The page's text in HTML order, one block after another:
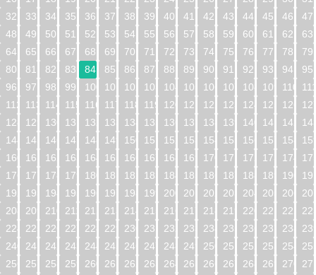
32
33 34 35 36 37 38 39 40 41 42 43 44 45 46
47
48
49 50 51 52 53 54 55 56 57 58 59 60 61 62
63
64
65 66 67 68 69 70 71 72 73 74 75 76 77 78
79
80
81 82 83 84 85 86 87 88 89 90 91 92 93 94
95
96
97 98 99 100 101 102 103 104 105 106 107 108 109 110
112
113 114 115 116 117 118 119 120 121 122 123 124 125 126
128
129 130 131 132 133 134 135 136 137 138 139 140 141 142
144
145 146 147 148 149 150 151 152 153 154 155 156 157 158
160
161 162 163 164 165 166 167 168 169 170 171 172 173 174
176
177 178 179 180 181 182 183 184 185 186 187 188 189 190
192
193 194 195 196 197 198 199 200 201 202 203 204 205 206
208
209 210 211 212 213 214 215 216 217 218 219 220 221 222
224
225 226 227 228 229 230 231 232 233 234 235 236 237 238
240
241 242 243 244 245 246 247 248 249 250 251 252 253 254
256
257 258 259 260 261 262 263 264 265 266 267 268 269 270